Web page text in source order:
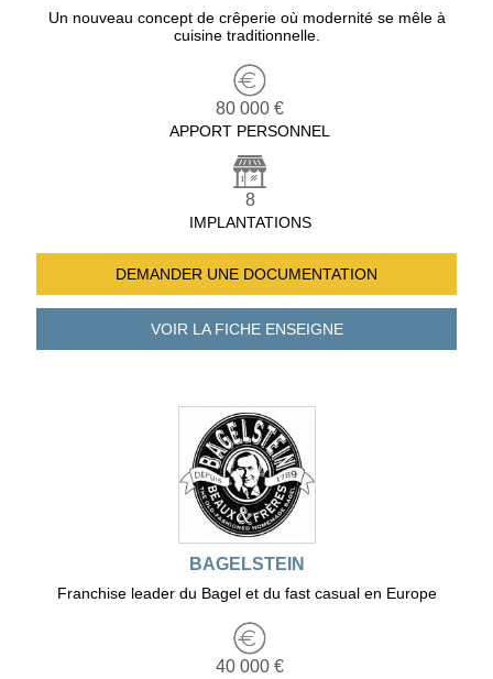
Un nouveau concept de crêperie où modernité se mêle à
cuisine traditionnelle.
80 000 €
APPORT PERSONNEL
8
IMPLANTATIONS
DEMANDER UNE DOCUMENTATION
VOIR LA FICHEENSEIGNE
BAGELSTEIN
Franchise leader du Bagel et du fast casual en Europe
40 000 €